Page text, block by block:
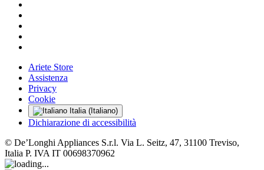
Ariete Store
Assistenza
Privacy
Cookie
Italia (Italiano)
Dichiarazione di accessibilità
© De’Longhi Appliances S.r.l. Via L. Seitz, 47, 31100 Treviso,
Italia P. IVA IT 00698370962